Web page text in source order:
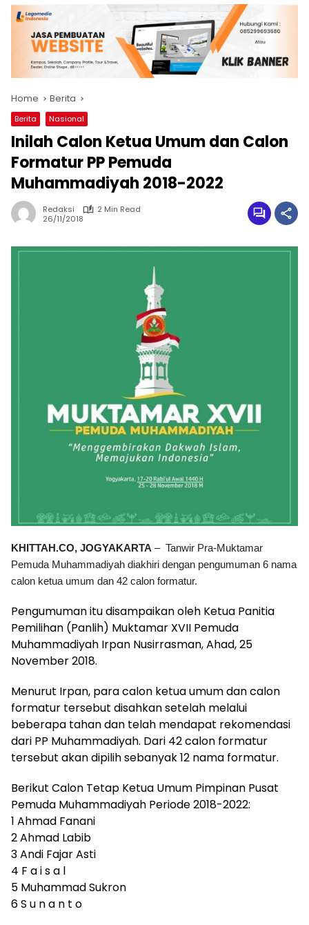
Home Berita
Berita Nasional
Inilah Calon Ketua Umum dan Calon
Formatur PP Pemuda
Muhammadiyah 2018-2022
Redaksi
2 Min Read
26/11/2018
KHITTAH.CO, JOGYAKARTA – Tanwir Pra-Muktamar
Pemuda Muhammadiyah diakhiri dengan pengumuman 6 nama
calon ketua umum dan 42 calon formatur.
Pengumuman itu disampaikan oleh Ketua Panitia
Pemilihan (Panlih) Muktamar XVII Pemuda
Muhammadiyah Irpan Nusirrasman, Ahad, 25
November 2018.
Menurut Irpan, para calon ketua umum dan calon
formatur tersebut disahkan setelah melalui
beberapa tahan dan telah mendapat rekomendasi
dari PP Muhammadiyah. Dari 42 calon formatur
tersebut akan dipilih sebanyak 12 nama formatur.
Berikut Calon Tetap Ketua Umum Pimpinan Pusat
Pemuda Muhammadiyah Periode 2018-2022:
1 Ahmad Fanani
2 Ahmad Labib
3 Andi Fajar Asti
4 F a i s a l
5 Muhammad Sukron
6 S u n a n t o